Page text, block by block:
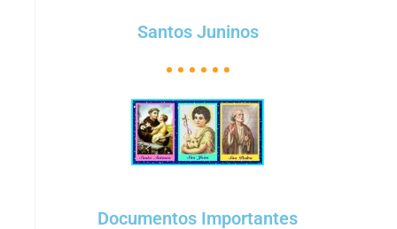
Santos Juninos
Documentos Importantes